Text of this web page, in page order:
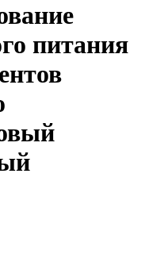
питания